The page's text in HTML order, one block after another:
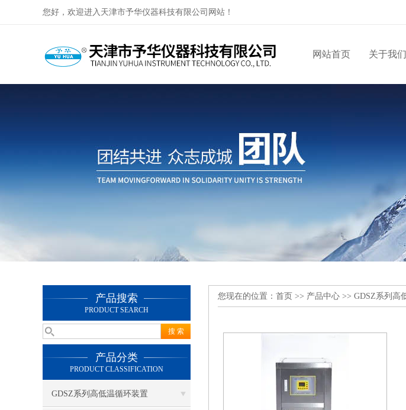
您好，欢迎进入天津市予华仪器科技有限公司网站！
网站首页 关于我们
产品搜索
PRODUCT SEARCH
产品分类
PRODUCT CLASSIFICATION
GDSZ系列高低温循环装置
您现在的位置： 首页 >> 产品中心 >> GDSZ系列高